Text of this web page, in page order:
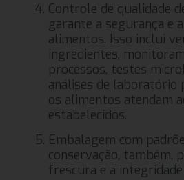
Controle de qualidade
garante a segurança e
alimentos. Isso inclui
ingredientes,
processos, testes
análises de laboratório
os alimentos atendam
estabelecidos.
Embalagem com
conservação, também,
frescura e a